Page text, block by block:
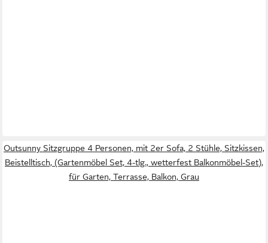
Outsunny Sitzgruppe 4 Personen, mit 2er Sofa, 2 Stühle, Sitzkissen,
Beistelltisch, (Gartenmöbel Set, 4-tlg., wetterfest Balkonmöbel-Set),
für Garten, Terrasse, Balkon, Grau